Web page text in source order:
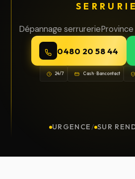
Dépannage serrurerie
0480 20 58 44
24/7 Cash · Bancontact
URGENCE / SUR